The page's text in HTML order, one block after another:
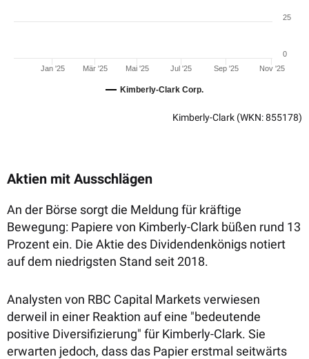
Kimberly-Clark Corp.
Jan '25 Mär '25 Mai '25 Jul '25 Sep '25 Nov '25
0
25
Kimberly-Clark (WKN: 855178)
Aktien mit Ausschlägen
An der Börse sorgt die Meldung für kräftige
Bewegung: Papiere von Kimberly-Clark büßen rund 13
Prozent ein. Die Aktie des Dividendenkönigs notiert
auf dem niedrigsten Stand seit 2018.
Analysten von RBC Capital Markets verwiesen
derweil in einer Reaktion auf eine "bedeutende
positive Diversifizierung" für Kimberly-Clark. Sie
erwarten jedoch, dass das Papiererstmal seitwärts